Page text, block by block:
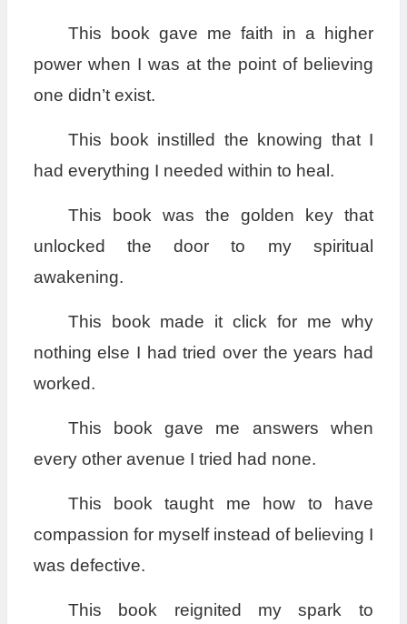
This book gave me faith in a higher
power when I was at the point of believing
one didn’t exist.
This book instilled the knowing that I
had everything I needed within to heal.
This book was the golden key that
unlocked the door to my spiritual
awakening.
This book made it click for me why
nothing else I had tried over the years had
worked.
This book gave me answers when
every other avenue I tried had none.
This book taught me how to have
compassion for myself instead of believing I
was defective.
This book reignited my spark to